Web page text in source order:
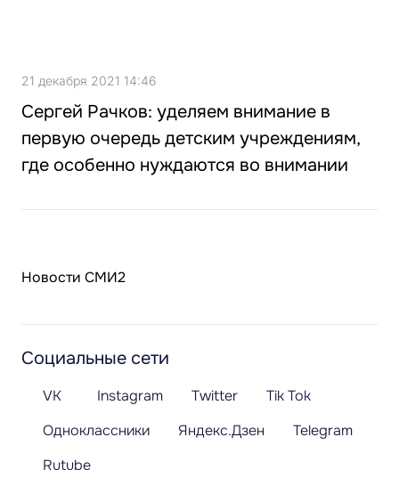
21 декабря 2021 14:46
Сергей Рачков: уделяем внимание в
первую очередь детским учреждениям,
где особенно нуждаются во внимании
Новости СМИ2
Социальные сети
VK Instagram Twitter
Tik Tok
Одноклассники
Яндекс.Дзен
Telegram
Rutube